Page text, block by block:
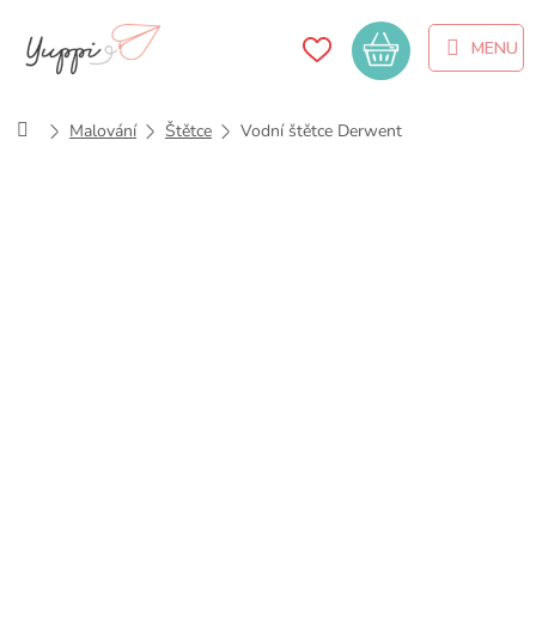
obsah
Nákupní
košík
DomůMalování Štětce Vodní štětce Derwent